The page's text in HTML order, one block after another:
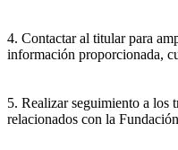
4. Contactar al titular para
información proporcionada,
5. Realizar seguimiento a los
relacionados con la